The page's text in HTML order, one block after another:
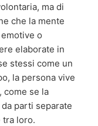
ma di
che la mente
o
elaborate in
stessi come un
la persona vive
come se la
parti separate
tra loro.